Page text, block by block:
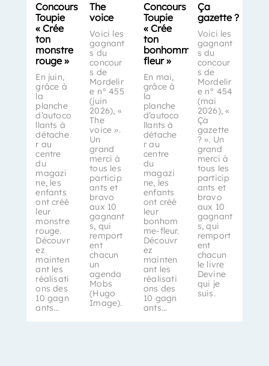
Concours
Toupie
« Crée
ton
monstre
rouge »
En juin,
grâce à
la
planche
d’autoco
llants à
détache
r au
centre
du
magazi
ne, les
enfants
ont créé
leur
monstre
rouge.
Découvr
ez
mainten
ant les
réalisati
ons des
10 gagn
ants…
The
voice
Voici les
gagnant
s du
concour
s de
Mordelir
e n° 455
(juin
2026), «
The
voice ».
Un
grand
merci à
tous les
particip
ants et
bravo
aux 10
gagnant
s, qui
remport
ent
chacun
un
agenda
Mobs
(Hugo
Image).
Concours
Toupie
« Crée
ton
bonhomme-
fleur »
En mai,
grâce à
la
planche
d’autoco
llants à
détache
r au
centre
du
magazi
ne, les
enfants
ont créé
leur
bonhom
me-fleur.
Découvr
ez
mainten
ant les
réalisati
ons des
10 gagn
ants…
Ça
gazette ?
Voici les
gagnant
s du
concour
s de
Mordelir
e n° 454
(mai
2026), «
Ça
gazette
? ». Un
grand
merci à
tous les
particip
ants et
bravo
aux 10
gagnant
s, qui
remport
ent
chacun
le livre
Devine
qui je
suis.